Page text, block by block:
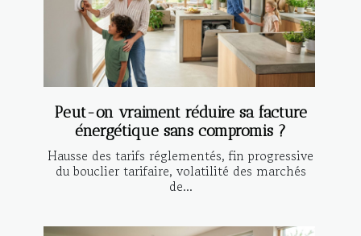
Peut-on vraiment réduire sa facture
énergétique sans compromis ?
Hausse des tarifs réglementés, fin progressive
du bouclier tarifaire, volatilité des marchés
de...